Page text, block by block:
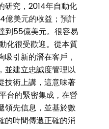
究，2014年自動化
億美元的收益；預計
到55億美元。很容易
化很受歡迎。從本質
引新的潛在客戶，
並建立忠誠度管理以
技術上講，這意味著
台的緊密集成，在營
領先信息，並基於數
的時間傳遞正確的消